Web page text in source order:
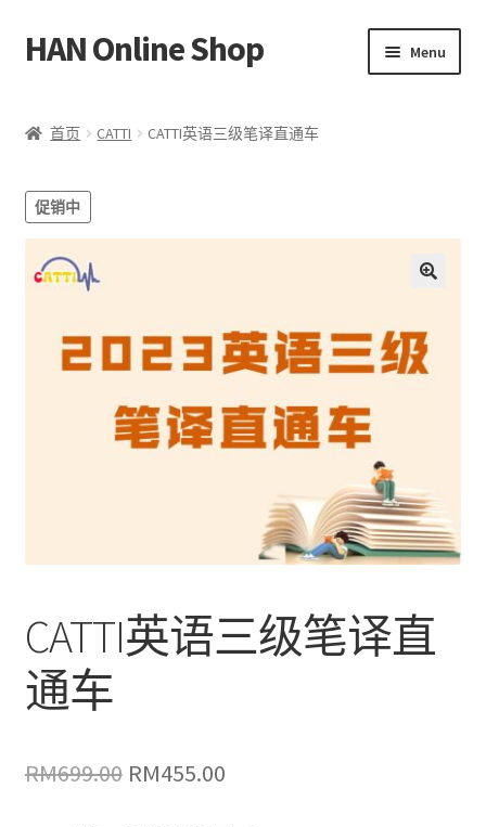
Skip
to
Skip
to
HAN Online Shop Menu
我的账户
child
menu
中文
Bahasa Melayu
首页 CATTI CATTI英语三级笔译直通车
促销中
CATTI英语三级笔译直
通车
RM699.00 原
RM455.00当